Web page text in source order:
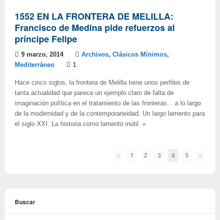
1552 EN LA FRONTERA DE MELILLA:
Francisco de Medina pide refuerzos al
príncipe Felipe
9 marzo, 2014 Archivos, Clásicos Mínimos,
Mediterráneo
1
Hace cinco siglos, la frontera de Melilla tiene unos perfiles de
tanta actualidad que parece un ejemplo claro de falta de
imaginación política en el tratamiento de las fronteras... a lo largo
de la modernidad y de la contemporaneidad. Un largo lamento para
el siglo XXI. La historia como lamento inútil. »
1 2 3 4 5
Buscar